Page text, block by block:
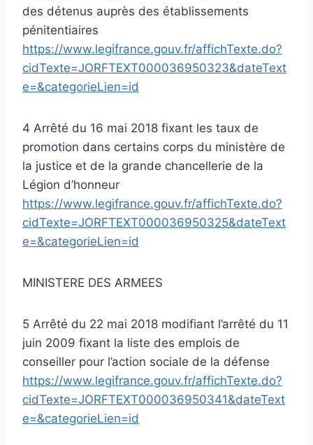
des détenus auprès des établissements
pénitentiaires
https://www.legifrance.gouv.fr/affichTexte.do?
cidTexte=JORFTEXT000036950323&dateText
e=&categorieLien=id
4 Arrêté du 16 mai 2018 fixant les taux de
promotion dans certains corps du ministère de
la justice et de la grande chancellerie de la
Légion d’honneur
https://www.legifrance.gouv.fr/affichTexte.do?
cidTexte=JORFTEXT000036950325&dateText
e=&categorieLien=id
MINISTERE DES ARMEES
5 Arrêté du 22 mai 2018 modifiant l’arrêté du 11
juin 2009 fixant la liste des emplois de
conseiller pour l’action sociale de la défense
https://www.legifrance.gouv.fr/affichTexte.do?
cidTexte=JORFTEXT000036950341&dateText
e=&categorieLien=id